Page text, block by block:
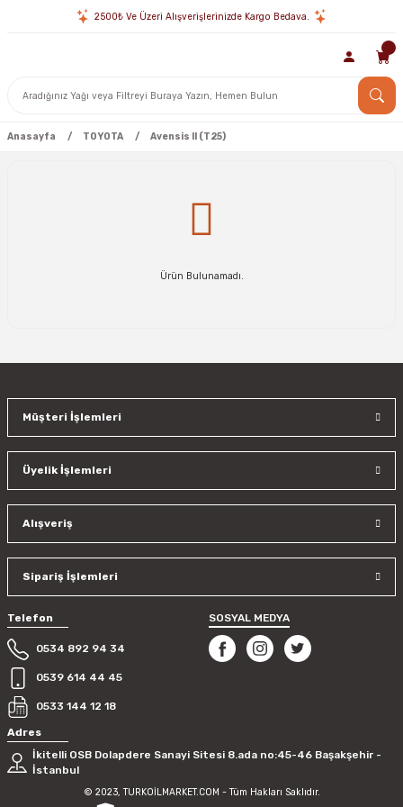
2500₺ Ve Üzeri Alışverişlerinizde Kargo Bedava.
Anasayfa TOYOTA Avensis II (T25)
Ürün Bulunamadı.
Müşteri İşlemleri
Üyelik İşlemleri
Alışveriş
Sipariş İşlemleri
Telefon
0534 892 94 34
0539 614 44 45
0533 144 12 18
SOSYAL MEDYA
Adres
İkitelli OSB Dolapdere Sanayi Sitesi 8.ada no:45-46 Başakşehir -
İstanbul
© 2023, TURKOİLMARKET.COM - Tüm Hakları Saklıdır.